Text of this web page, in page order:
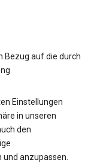
Bezug auf die durch
Einstellungen
in unseren
den
anzupassen.